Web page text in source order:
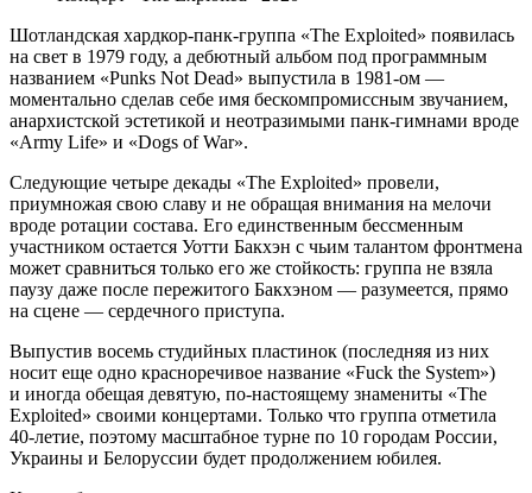
Шотландская хардкор-панк-группа «The Exploited» появилась
на свет в 1979 году, а дебютный альбом под программным
названием «Punks Not Dead» выпустила в 1981-ом —
моментально сделав себе имя бескомпромиссным звучанием,
анархистской эстетикой и неотразимыми панк-гимнами вроде
«Army Life» и «Dogs of War».
Следующие четыре декады «The Exploited» провели,
приумножая свою славу и не обращая внимания на мелочи
вроде ротации состава. Его единственным бессменным
участником остается Уотти Бакхэн с чьим талантом фронтмена
может сравниться только его же стойкость: группа не взяла
паузу даже после пережитого Бакхэном — разумеется, прямо
на сцене — сердечного приступа.
Выпустив восемь студийных пластинок (последняя из них
носит еще одно красноречивое название «Fuck the System»)
и иногда обещая девятую, по-настоящему знамениты «The
Exploited» своими концертами. Только что группа отметила
40-летие, поэтому масштабное турне по 10 городам России,
Украины и Белоруссии будет продолжением юбилея.